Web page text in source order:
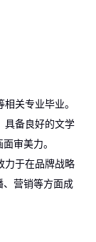
关专业毕业。
具备良好的文学
审美力。
力于在品牌战略
营销等方面成